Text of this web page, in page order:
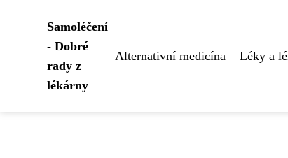
Samoléčení
- Dobré
rady z
lékárny
Alternativní medicína Léky a